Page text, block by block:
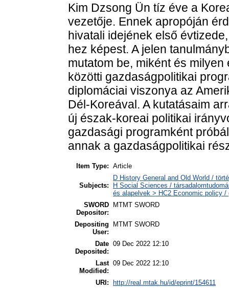
Kim Dzsong Ün tíz éve a
vezetője. Ennek apropóján
hivatali idejének első
hez képest. A jelen
mutatom be, miként és
közötti gazdaságpolitikai
diplomáciai viszonya az
Dél-Koreával. A kutatásaim
új észak-koreai politikai
gazdasági programként
annak a gazdaságpolitikai
Item Type: Article
Subjects:
D History General and Old World /
H Social Sciences /
és alapelvek > HC2 Economic policy /
SWORD
Depositor:
MTMT SWORD
Depositing
User:
MTMT SWORD
Date
Deposited:
09 Dec 2022 12:10
Last
Modified:
09 Dec 2022 12:10
URI: http://real.mtak.hu/id/eprint/154611